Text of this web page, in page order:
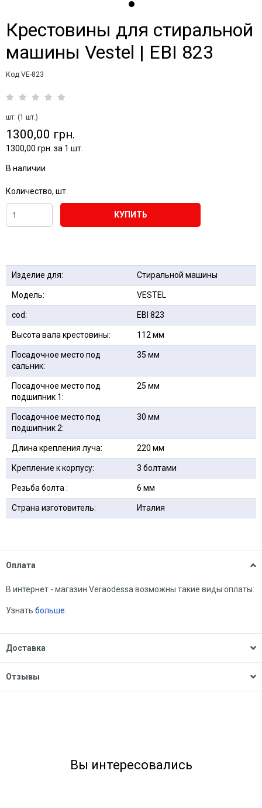
Крестовины для стиральной
машины Vestel | EBI 823
Код VE-823
шт. (1 шт.)
1300,00 грн.
1300,00 грн. за 1 шт.
В наличии
Количество, шт.
КУПИТЬ
Изделие для: Стиральной машины
Модель: VESTEL
cod: EBI 823
Высота вала крестовины: 112 мм
Посадочное место под
сальник:
35 мм
Посадочное место под
подшипник 1:
25 мм
Посадочное место под
подшипник 2:
30 мм
Длина крепления луча: 220 мм
Крепление к корпусу: 3 болтами
Резьба болта : 6 мм
Страна изготовитель: Италия
Оплата
В интернет - магазин Veraodessa возможны такие виды оплаты:
Узнать больше.
Доставка
Отзывы
Вы интересовались